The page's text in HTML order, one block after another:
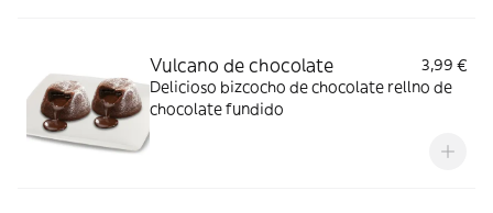
Vulcano de chocolate
3,99 €
Delicioso bizcocho de chocolate rellno de
chocolate fundido